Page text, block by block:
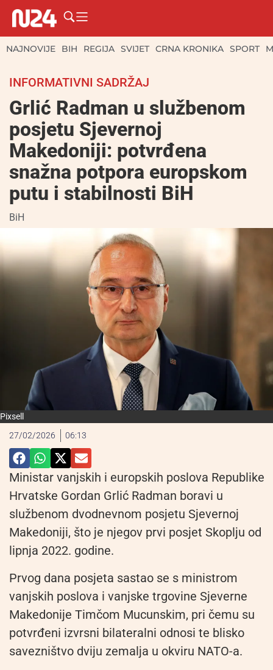
NAJNOVIJE BIH REGIJA SVIJET CRNA KRONIKA SPORT
INFORMATIVNI SADRŽAJ
Grlić Radman u službenom
posjetu Sjevernoj
Makedoniji: potvrđena
snažna potpora europskom
putu i stabilnosti BiH
BiH
Pixsell
27/02/2026
06:13
Ministar vanjskih i europskih poslova Republike
Hrvatske Gordan Grlić Radman boravi u
službenom dvodnevnom posjetu Sjevernoj
Makedoniji, što je njegov prvi posjet Skoplju od
lipnja 2022. godine.
Prvog dana posjeta sastao se s ministrom
vanjskih poslova i vanjske trgovine Sjeverne
Makedonije Timčom Mucunskim, pri čemu su
potvrđeni izvrsni bilateralni odnosi te blisko
savezništvo dviju zemalja u okviru NATO-a.